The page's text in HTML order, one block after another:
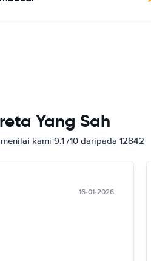
Yang Sah
kami 9.1 /10 daripada 12842
16-01-2026